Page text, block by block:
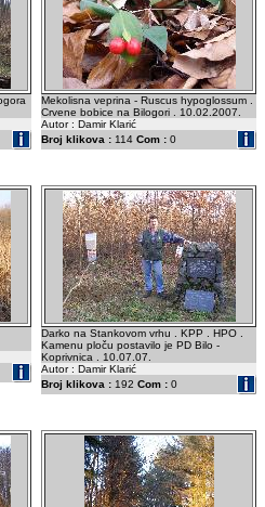
Mekolisna veprina - Ruscus hypoglossum .
Crvene bobice na Bilogori . 10.02.2007.
Autor : Damir Klarić
Broj klikova : 114 Com : 0
Darko na Stankovom vrhu . KPP . HPO .
Kamenu ploču postavilo je PD Bilo -
Koprivnica . 10.07.07.
Autor : Damir Klarić
Broj klikova : 192 Com : 0